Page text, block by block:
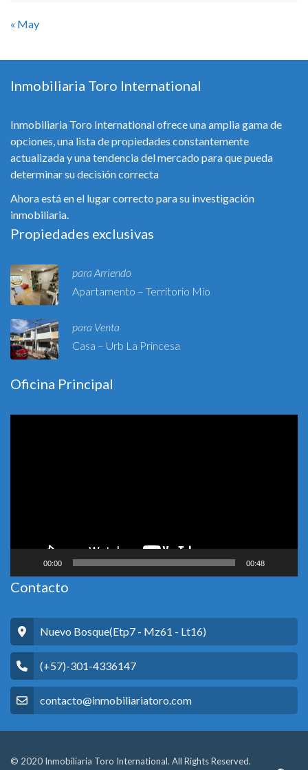
« May
Inmobiliaria Toro International
Inmobiliaria Toro International ofrece una amplia gama de
opciones, una lista de propiedades constantemente
actualizada y una tendencia del mercado para que pueda
determinar su decisión correcta
Ahora está en el lugar correcto para su investigación
inmobiliaria.
Propiedades exclusivas
para Arriendo
Apartamento – Territorio Mío
para Venta
Casa – Urb La Princesa
Oficina Principal
00:00 00:48
Contacto
Nuevo Bosque(Etp7 - Mz61 - Lt16)
(+57)-301-4336147
contacto@inmobiliariatoro.com
© 2020 Inmobiliaria Toro International. All Rights Reserved.